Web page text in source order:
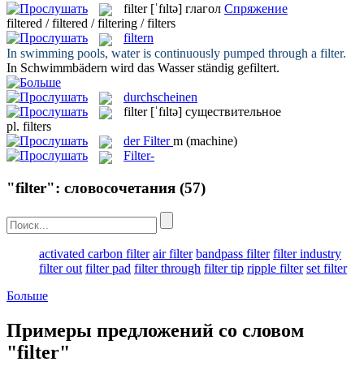
filter [ˈfɪltə] глагол Спряжение
filtered / filtered / filtering / filters
filtern
In swimming pools, water is continuously pumped through a filter.
In Schwimmbädern wird das Wasser ständig gefiltert.
durchscheinen
filter [ˈfɪltə] существительное
pl. filters
derFilter m (machine)
Filter-
"filter": словосочетания (57)
activated carbon filter air filter bandpass filter filter industry
filter out filter pad filter through filter tip ripple filter set filter
Больше
Примеры предложений со словом
"filter"